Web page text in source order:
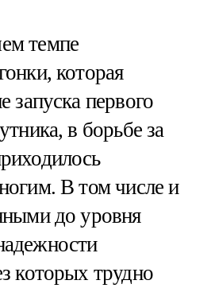
темпе
которая
запуска первого
в борьбе за
В том числе и
до уровня
которых трудно